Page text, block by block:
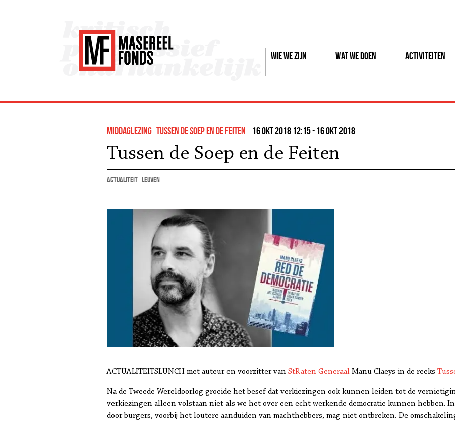
Wie we zijn Wat we doen Activiteiten
middaglezing tussen de soep en de feiten 16 okt 2018 12:15 - 16 okt 2018
Tussen de Soep en de Feiten
actualiteit Leuven
ACTUALITEITSLUNCH met auteur en voorzitter van StRaten Generaal Manu Claeys in de reeks
Na de Tweede Wereldoorlog groeide het besef dat verkiezingen ook kunnen leiden tot de
verkiezingen alleen volstaan niet als we het over een echt werkende democratie kunnen hebben.
door burgers, voorbij het loutere aanduiden van machthebbers, mag niet ontbreken. De